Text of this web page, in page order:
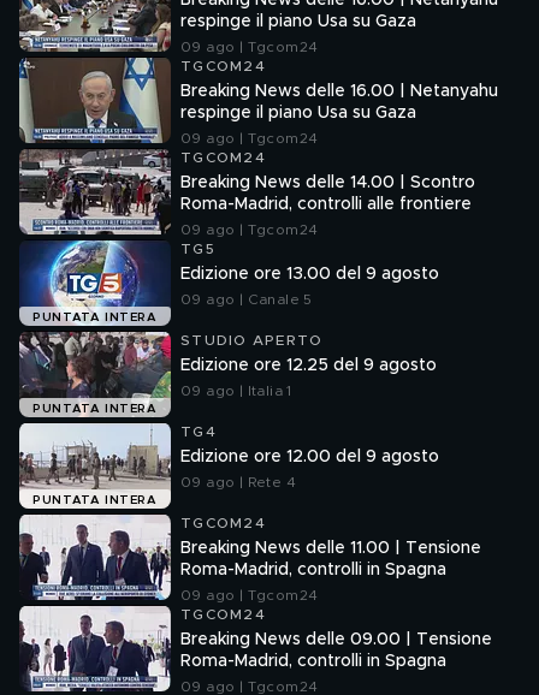
respinge il piano Usa su Gaza
09 ago | Tgcom24
TGCOM24
Breaking News delle 16.00 | Netanyahu
respinge il piano Usa su Gaza
09 ago | Tgcom24
TGCOM24
Breaking News delle 14.00 | Scontro
Roma-Madrid, controlli alle frontiere
09 ago | Tgcom24
PUNTATA INTERA
TG5
Edizione ore 13.00 del 9 agosto
09 ago | Canale 5
PUNTATA INTERA
STUDIO APERTO
Edizione ore 12.25 del 9 agosto
09 ago | Italia 1
PUNTATA INTERA
TG4
Edizione ore 12.00 del 9 agosto
09 ago | Rete 4
TGCOM24
Breaking News delle 11.00 | Tensione
Roma-Madrid, controlli in Spagna
09 ago | Tgcom24
TGCOM24
Breaking News delle 09.00 | Tensione
Roma-Madrid, controlli in Spagna
09 ago | Tgcom24